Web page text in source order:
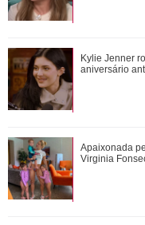
Apaixonada
Virginia
Kylie Jenner
aniversário
Kylie Jenner
aniversário
Apaixonada
Virginia